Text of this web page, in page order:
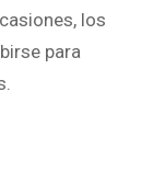
los
para